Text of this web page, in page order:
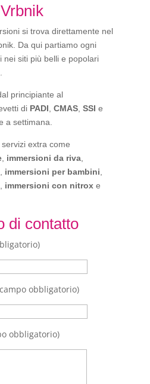
si trova direttamente nel
Da qui partiamo ogni
nei siti più belli e popolari
principiante al
di PADI CMAS, SSI e
a settimana.
extra come
, immersioni da riva,
immersioni per bambini
immersioni con nitroxe
di contatto
obbligatorio)
obbligatorio)